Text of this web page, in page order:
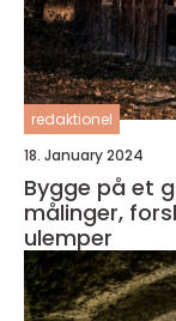
redaktionel
18. January 2024
Bygge på et
målinger,
ulemper